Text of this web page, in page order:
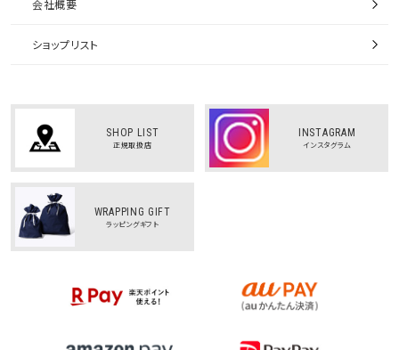
会社概要
ショップリスト
SHOP LIST
正規取扱店
INSTAGRAM
インスタグラム
WRAPPING GIFT
ラッピングギフト